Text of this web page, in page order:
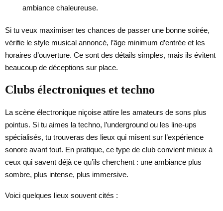
ambiance chaleureuse.
Si tu veux maximiser tes chances de passer une bonne soirée,
vérifie le style musical annoncé, l’âge minimum d’entrée et les
horaires d’ouverture. Ce sont des détails simples, mais ils évitent
beaucoup de déceptions sur place.
Clubs électroniques et techno
La scène électronique niçoise attire les amateurs de sons plus
pointus. Si tu aimes la techno, l’underground ou les line-ups
spécialisés, tu trouveras des lieux qui misent sur l’expérience
sonore avant tout. En pratique, ce type de club convient mieux à
ceux qui savent déjà ce qu’ils cherchent : une ambiance plus
sombre, plus intense, plus immersive.
Voici quelques lieux souvent cités :